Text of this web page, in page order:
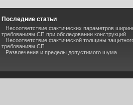
Последние статьи
Несоответствие фактических параметров
требованиям СП при обследовании конструкций
Несоответствие фактической толщины
требованиям СП
Развлечения и пределы допустимого шума